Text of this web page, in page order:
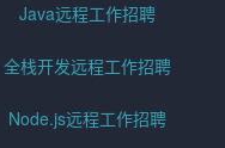
Java远程工作招聘
全栈开发远程工作招聘
Node.js远程工作招聘